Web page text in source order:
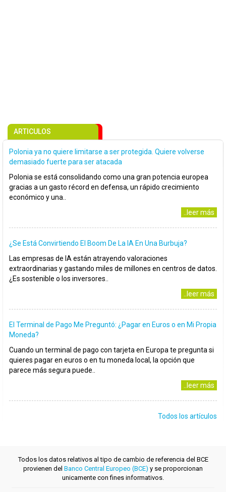
ARTICULOS
Polonia ya no quiere limitarse a ser protegida. Quiere volverse
demasiado fuerte para ser atacada
Polonia se está consolidando como una gran potencia europea
gracias a un gasto récord en defensa, un rápido crecimiento
económico y una..
..leer más
¿Se Está Convirtiendo El Boom De La IA En Una Burbuja?
Las empresas de IA están atrayendo valoraciones
extraordinarias y gastando miles de millones en centros de datos.
¿Es sostenible o los inversores..
..leer más
El Terminal de Pago Me Preguntó: ¿Pagar en Euros o en Mi Propia
Moneda?
Cuando un terminal de pago con tarjeta en Europa te pregunta si
quieres pagar en euros o en tu moneda local, la opción que
parece más segura puede..
..leer más
Todos los artículos
Todos los datos relativos al tipo de cambio de referencia del BCE
provienen del Banco Central Europeo (BCE) y se proporcionan
unicamente con fines informativos.